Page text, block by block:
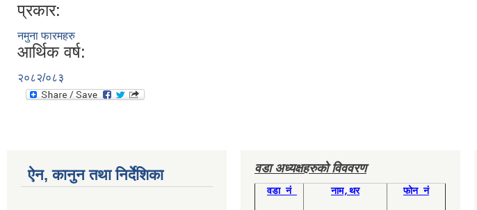
प्रकार:
नमुना फारमहरु
आर्थिक वर्ष:
२०८२/०८३
ऐन, कानुन तथा निर्देशिका वडा अध्यक्षहरुको विववरण
वडा नं नाम,थर फोन नं